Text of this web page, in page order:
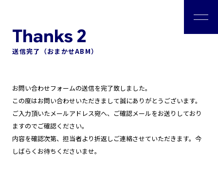
私たちについて
会社情報
コンサルタント
送信完了（おまかせABM）
お問い合わせフォームの送信を完了致しました。
この度はお問い合わせいただきまして誠にありがとうございます。
ご入力頂いたメールアドレス宛へ、ご確認メールをお送りしており
ますのでご確認ください。
内容を確認次第、担当者より折返しご連絡させていただきます。今
しばらくお待ちくださいませ。